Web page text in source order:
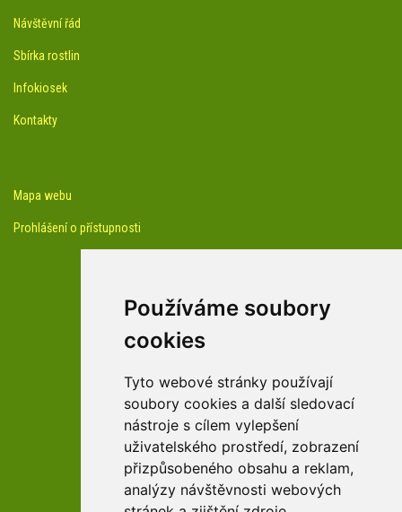
Používáme soubory
cookies
Tyto webové stránky používají
soubory cookies a další sledovací
nástroje s cílem vylepšení
uživatelského prostředí, zobrazení
přizpůsobeného obsahu a reklam,
analýzy návštěvnosti webových
Návštěvní řád
Sbírka rostlin
Infokiosek
Kontakty
Mapa webu
Prohlášení o přístupnosti
Youtube kanál arboreta